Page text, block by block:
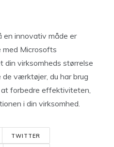
en innovativ måde er
med Microsofts
din virksomheds størrelse
de værktøjer, du har brug
forbedre effektiviteten,
i din virksomhed.
TWITTER